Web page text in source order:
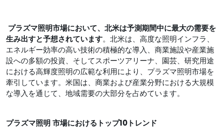
プラズマ照明市場において、北米は予測期間中に最大の需要を
生み出すと予想されています。北米は、高度な照明インフラ、
エネルギー効率の高い技術の積極的な導入、商業施設や産業施
設への多額の投資、そしてスポーツアリーナ、園芸、研究用途
における高輝度照明の広範な利用により、プラズマ照明市場を
牽引しています。米国は、商業および産業分野における大規模
な導入を通じて、地域需要の大部分を占めています。
プラズマ照明 市場におけるトップ10トレンド